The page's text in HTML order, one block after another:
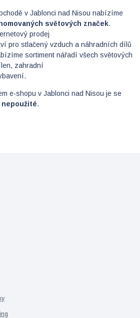
v Jablonci nad Nisou nabízíme
světových značek.
prodej
pro stlačený vzduch a náhradních dílů
sortiment nářadí všech světových
zahradní
e-shopu v Jablonci nad Nisou je se
nepoužité.